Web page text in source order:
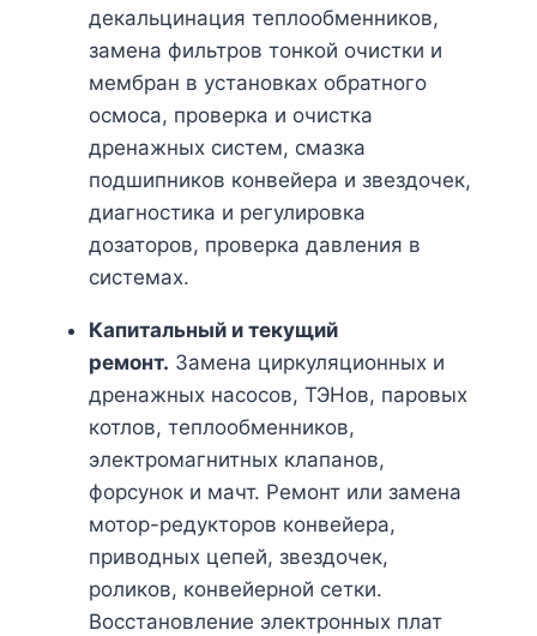
декальцинация теплообменников,
замена фильтров тонкой очистки и
мембран в установках обратного
осмоса, проверка и очистка
дренажных систем, смазка
подшипников конвейера и звездочек,
диагностика и регулировка
дозаторов, проверка давления в
системах.
Капитальный и текущий
ремонт. Замена циркуляционных и
дренажных насосов, ТЭНов, паровых
котлов, теплообменников,
электромагнитных клапанов,
форсунок и мачт. Ремонт или замена
мотор-редукторов конвейера,
приводных цепей, звездочек,
роликов, конвейерной сетки.
Восстановление электронных плат